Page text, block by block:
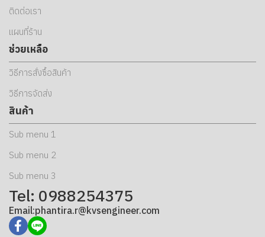
ติดต่อเรา
แผนที่ร้าน
ช่วยเหลือ
วิธีการสั่งซื้อสินค้า
วิธีการจัดส่ง
สินค้า
Sub menu 1
Sub menu 2
Sub menu 3
Tel: 0988254375
Email:phantira.r@kvsengineer.com